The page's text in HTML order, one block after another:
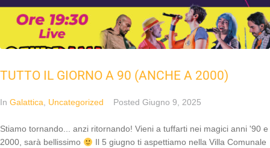
TUTTO IL GIORNO A 90 (ANCHE A 2000)
In Galattica, Uncategorized Posted Giugno 9, 2025
Stiamo tornando... anzi ritornando! Vieni a tuffarti nei magici anni '90 e
2000, sarà bellissimo
Il 5 giugno ti aspettiamo nella Villa Comunale